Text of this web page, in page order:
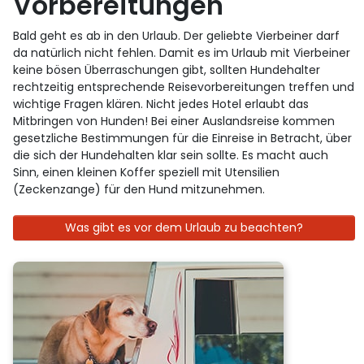
Bald geht es ab in den Urlaub. Der geliebte Vierbeiner darf
da natürlich nicht fehlen. Damit es im Urlaub mit Vierbeiner
keine bösen Überraschungen gibt, sollten Hundehalter
rechtzeitig entsprechende Reisevorbereitungen treffen und
wichtige Fragen klären. Nicht jedes Hotel erlaubt das
Mitbringen von Hunden! Bei einer Auslandsreise kommen
gesetzliche Bestimmungen für die Einreise in Betracht, über
die sich der Hundehalten klar sein sollte. Es macht auch
Sinn, einen kleinen Koffer speziell mit Utensilien
(Zeckenzange) für den Hund mitzunehmen.
Was gibt es vor dem Urlaub zu beachten?